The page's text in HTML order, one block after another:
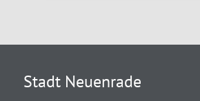
Stadt Neuenrade